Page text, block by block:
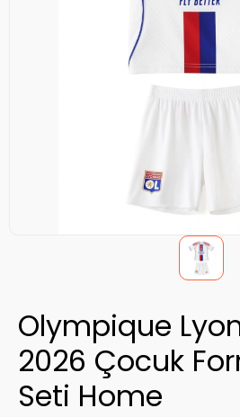
Olympique
2026 Çocuk
Seti Home